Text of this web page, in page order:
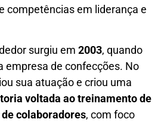
competências em liderança e
surgiu em 2003, quando
empresa de confecções. No
sua atuação e criou uma
voltada ao treinamento de
colaboradores, com foco